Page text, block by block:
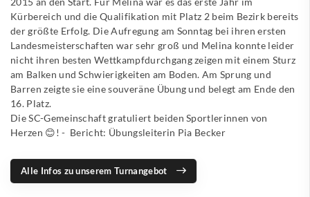
Kürbereich und die Qualifikation mit Platz 2 beim Bezirk bereits
der größte Erfolg. Die Aufregung am Sonntag bei ihren ersten
Landesmeisterschaften war sehr groß und Melina konnte leider
nicht ihren besten Wettkampfdurchgang zeigen mit einem Sturz
am Balken und Schwierigkeiten am Boden. Am Sprung und
Barren zeigte sie eine souveräne Übung und belegt am Ende den
16. Platz.
Die SC-Gemeinschaft gratuliert beiden Sportlerinnen von
Herzen 😊! - Bericht: Übungsleiterin Pia Becker
Alle Infos zu unserem Turnangebot